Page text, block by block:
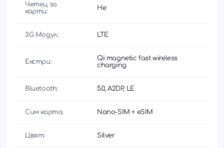
Четец за
карти:
Не
3G Модул: LTE
Екстри:
Qi magnetic fast wireless
charging
Bluetooth: 5.0, A2DP, LE
Сим карта: Nano-SIM + eSIM
Цвят: Silver